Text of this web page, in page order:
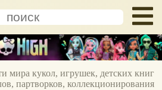
мира кукол, игрушек, детских книг
партворков, коллекционирования